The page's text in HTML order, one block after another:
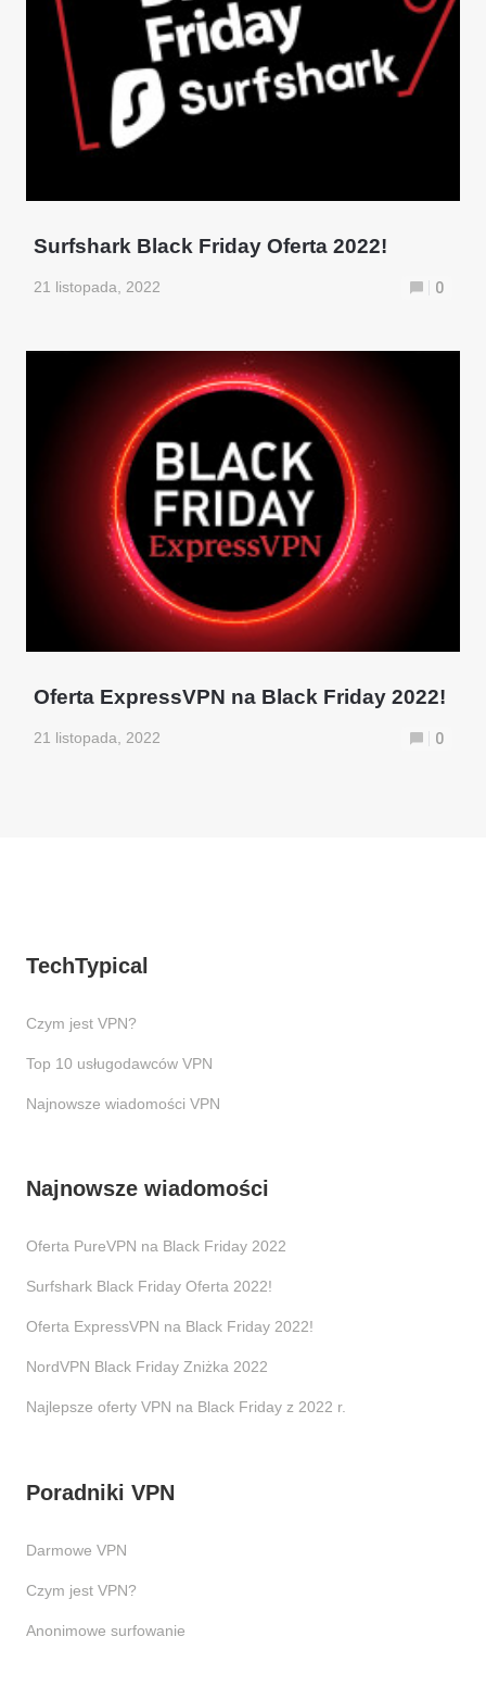
Surfshark Black Friday Oferta 2022!
21 listopada, 2022 0
Oferta ExpressVPN na Black Friday 2022!
21 listopada, 2022 0
TechTypical
Czym jest VPN?
Top 10 usługodawców VPN
Najnowsze wiadomości VPN
Najnowsze wiadomości
Oferta PureVPN na Black Friday 2022
Surfshark Black Friday Oferta 2022!
Oferta ExpressVPN na Black Friday 2022!
NordVPN Black Friday Zniżka 2022
Najlepsze oferty VPN na Black Friday z 2022 r.
Poradniki VPN
Darmowe VPN
Czym jest VPN?
Anonimowe surfowanie